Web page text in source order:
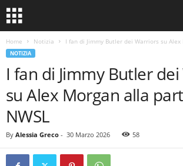
Home Notizia I fan di Jimmy Butler dei Warriors su
NOTIZIA
I fan di Jimmy Butler
su Alex Morgan alla
NWSL
By Alessia Greco - 30 Marzo 2026 58